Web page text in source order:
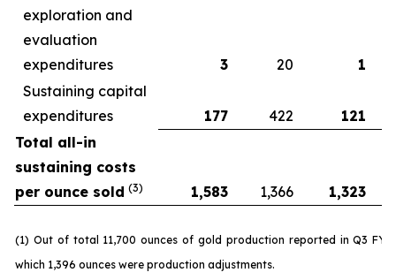
exploration and
evaluation
expenditures
3 20
1
Sustaining capital
expenditures
177 422
121
Total all-in
sustaining costs
per ounce sold (3) 1,583 1,366 1,323
(1) Out of total 11,700 ounces of gold production reported in Q3 FY
which 1,396 ounces were production adjustments.